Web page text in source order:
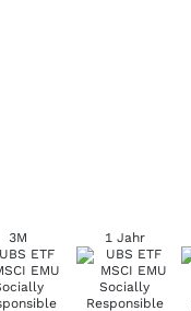
3M 1 Jahr